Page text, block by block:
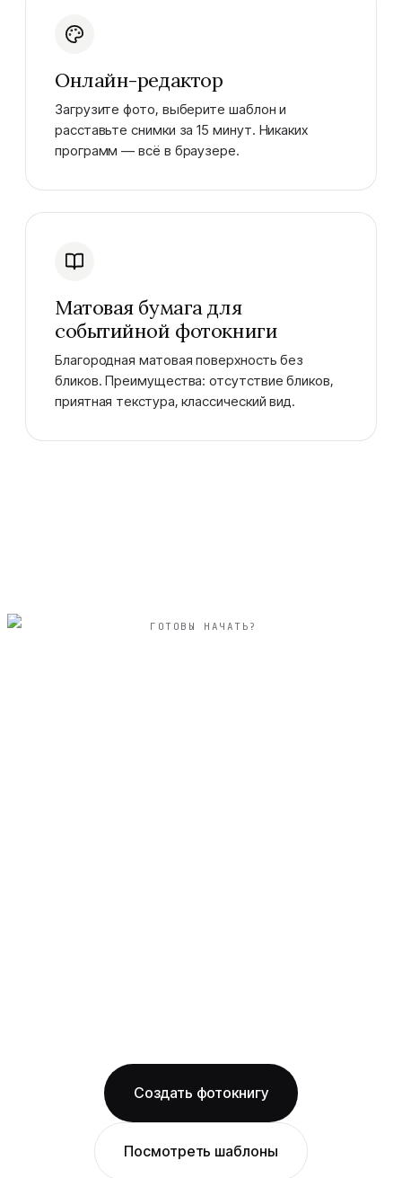
Онлайн-редактор
Загрузите фото, выберите шаблон и
расставьте снимки за 15 минут. Никаких
программ — всё в браузере.
Матовая бумага для
событийной фотокниги
Благородная матовая поверхность без
бликов. Преимущества: отсутствие бликов,
приятная текстура, классический вид.
ГОТОВЫ НАЧАТЬ?
Создать фотокнигу
Посмотреть шаблоны